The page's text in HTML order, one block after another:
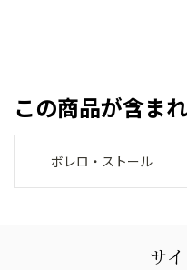
この商品が含ま
ボレロ・ストール
サ